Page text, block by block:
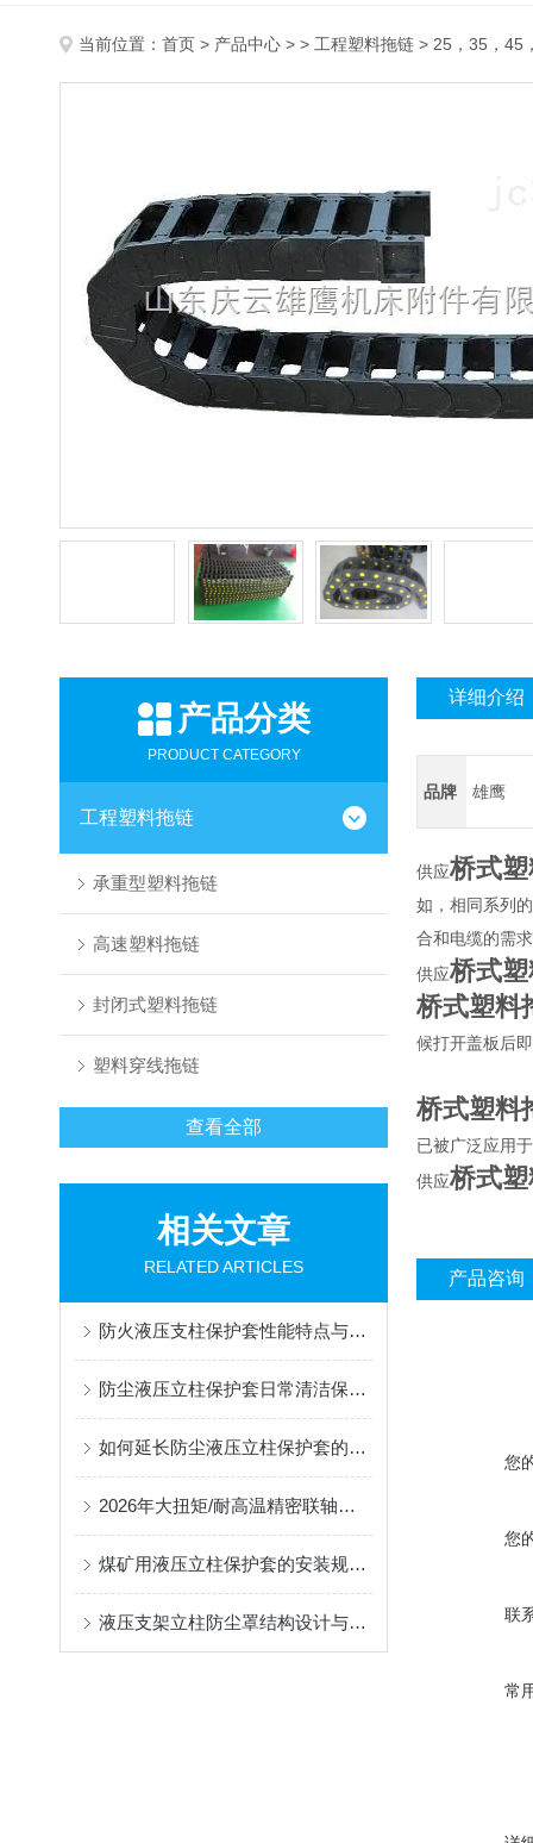
当前位置： 首页 > 产品中心 > > 工程塑料拖链 > 25，35，45
产品分类
PRODUCT CATEGORY
工程塑料拖链
承重型塑料拖链
高速塑料拖链
封闭式塑料拖链
塑料穿线拖链
查看全部
相关文章
RELATED ARTICLES
防火液压支柱保护套性能特点与阻燃防护应用
防尘液压立柱保护套日常清洁保养与更换规范
如何延长防尘液压立柱保护套的使用寿命？
2026年大扭矩/耐高温精密联轴器定制找哪家？能实现精准定制的优质厂家盘点
煤矿用液压立柱保护套的安装规范与使用寿命提升方案
液压支架立柱防尘罩结构设计与密封防护原理
详细介绍
品牌 雄鹰
供应桥式
如，相同系列
合和电缆的需
供应桥式
桥式塑料
候打开盖板后
桥式塑料
已被广泛应用
供应桥式
产品咨询
您
您
联
常